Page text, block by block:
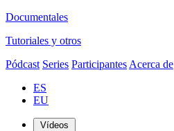
Documentales
Tutoriales y otros
Pódcast Series Participantes Acerca de
ES
EU
Vídeos